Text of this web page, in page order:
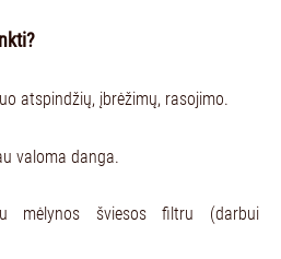
atspindžių, įbrėžimų, rasojimo.
valoma danga.
šviesos filtru (darbui